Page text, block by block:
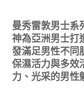
曼秀雷敦男士系
神為亞洲男士打
發滿足男性不同
保濕活力與多效
力、光采的男性